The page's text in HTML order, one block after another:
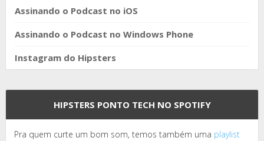
Assinando o Podcast no iOS
Assinando o Podcast no Windows Phone
Instagram do Hipsters
HIPSTERS PONTO TECH NO SPOTIFY
Pra quem curte um bom som, temos também uma playlist